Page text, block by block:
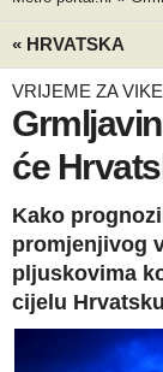
« HRVATSKA
VRIJEME ZA
će
Kako
promjenjivog
pljuskovima
cijelu Hrvatsku